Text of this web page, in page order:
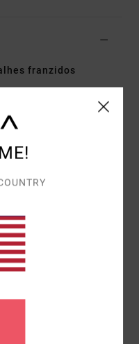
franzidos
Cor
gola e barra com